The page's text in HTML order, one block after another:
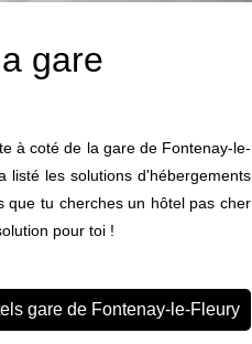
gare
à coté de la gare de Fontenay-le-
listé les solutions d'hébergements
que tu cherches un hôtel pas cher
pour toi !
gare de Fontenay-le-Fleury